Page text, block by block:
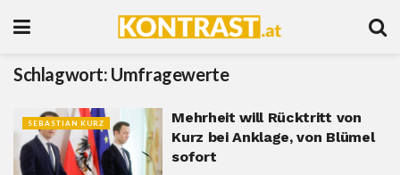
Schlagwort: Umfragewerte
SEBASTIAN KURZ
Mehrheit will Rücktritt von
Kurz bei Anklage, von Blümel
sofort